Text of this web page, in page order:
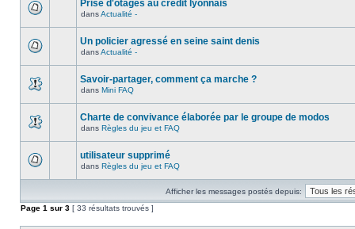
Prise d'otages au crédit lyonnais
dansActualité -
Un policier agressé en seine saint denis
dansActualité -
Savoir-partager, comment ça marche ?
dans Mini FAQ
Charte de convivance élaborée par le groupe de modos
dans Règles du jeu et FAQ
utilisateur supprimé
dans Règles du jeu et FAQ
Afficher les messages postés depuis:
Page 1 sur 3 [ 33 résultats trouvés ]